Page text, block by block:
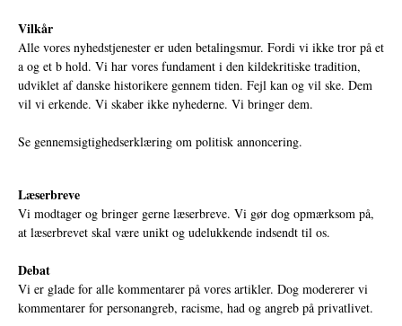
Vilkår
Alle vores nyhedstjenester er uden betalingsmur. Fordi vi ikke tror på et
a og et b hold. Vi har vores fundament i den kildekritiske tradition,
udviklet af danske historikere gennem tiden. Fejl kan og vil ske. Dem
vil vi erkende. Vi skaber ikke nyhederne. Vi bringer dem.
Se gennemsigtighedserklæring om politisk annoncering.
Læserbreve
Vi modtager og bringer gerne læserbreve. Vi gør dog opmærksom på,
at læserbrevet skal være unikt og udelukkende indsendt til os.
Debat
Vi er glade for alle kommentarer på vores artikler. Dog modererer vi
kommentarer for personangreb, racisme, had og angreb på privatlivet.